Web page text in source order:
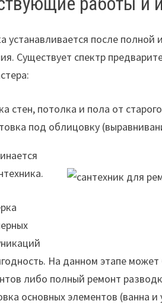
устанавливается после
Существует спектр
стен, потолка и пола от
под облицовку
На данном этапе
либо полный ремонт
основных элементов (ванна и